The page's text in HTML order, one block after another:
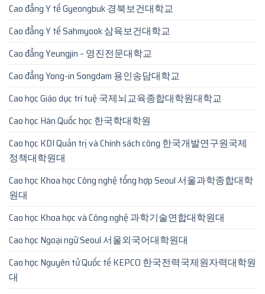
Cao đẳng Y tế Gyeongbuk 경북보건대학교
Cao đẳng Y tế Sahmyook 삼육보건대학교
Cao đẳng Yeungjin – 영진전문대학교
Cao đẳng Yong-in Songdam 용인송담대학교
Cao học Giáo dục trí tuệ 국제뇌교육종합대학원대학교
Cao học Hàn Quốc học 한국학대학원
Cao học KDI Quản trị và Chính sách công 한국개발연구원국제
정책대학원대
Cao học Khoa học Công nghệ tổng hợp Seoul 서울과학종합대학
원대
Cao học Khoa học và Công nghệ 과학기술연합대학원대
Cao học Ngoại ngữ Seoul 서울외국어대학원대
Cao học Nguyên tử Quốc tế KEPCO 한국전력국제원자력대학원
대